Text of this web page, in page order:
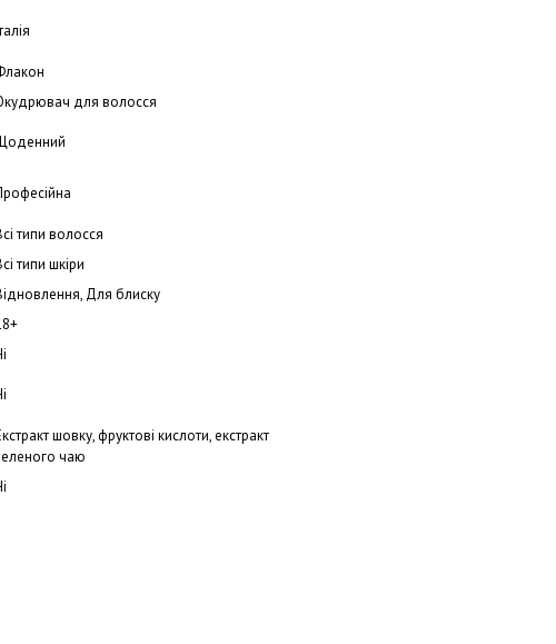
для волосся
типи волосся
типи шкіри
Для блиску
шовку, фруктові кислоти, екстракт
чаю